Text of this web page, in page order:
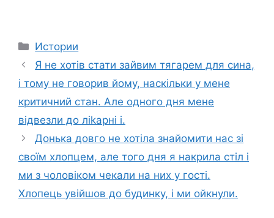
Categories
Истории
Я не хотів стати зайвим тягарем для сина,
і тому не говорив йому, наскільки у мене
критичний стан. Але одного дня мене
відвезли до ліkарні і.
Донька довго не хотіла знайомити нас зі
своїм хлопцем, але того дня я накрила стіл і
ми з чоловіком чекали на них у гості.
Хлопець увійшов до будинку, і ми ойкнули.